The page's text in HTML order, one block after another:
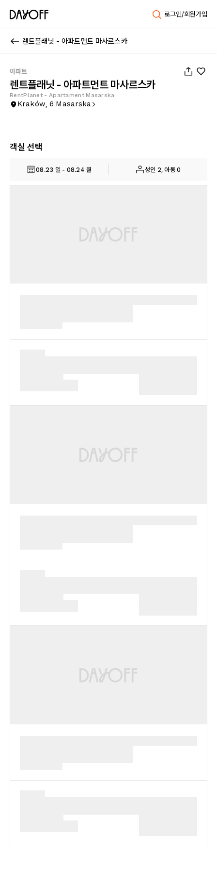
로그인/회원가입
렌트플래닛 - 아파트먼트 마사르스카
아파트
렌트플래닛 - 아파트먼트 마사르스카
RentPlanet - Apartament Masarska
Kraków, 6 Masarska
객실 선택
08.23 일 - 08.24 월 성인 2, 아동 0